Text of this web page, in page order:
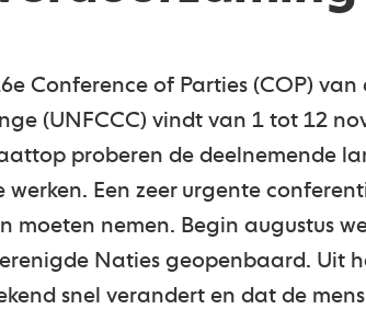
Conference of Parties (COP)
(UNFCCC) vindt van 1 tot 12
proberen de deelnemende
werken. Een zeer urgente
moeten nemen. Begin augustus
Naties geopenbaard. Uit
snel verandert en dat de